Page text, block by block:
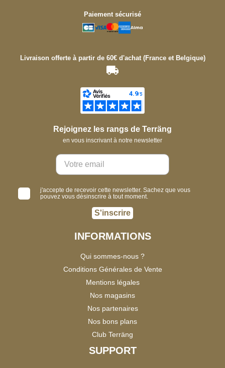
Paiement sécurisé
Livraison offerte à partir de 60€ d'achat (France et Belgique)
Rejoignez les rangs de Terräng
en vous inscrivant à notre newsletter
j'accepte de recevoir cette newsletter. Sachez que vous
pouvez vous désinscrire à tout moment.
S'inscrire
INFORMATIONS
Qui sommes-nous ?
Conditions Générales de Vente
Mentions légales
Nos magasins
Nos partenaires
Nos bons plans
Club Terräng
SUPPORT